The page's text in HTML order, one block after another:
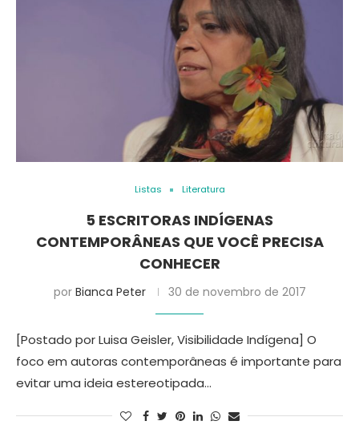
Listas Literatura
5 ESCRITORAS INDÍGENAS
CONTEMPORÂNEAS QUE VOCÊ PRECISA
CONHECER
por Bianca Peter 30 de novembro de 2017
[Postado por Luisa Geisler, Visibilidade Indígena] O
foco em autoras contemporâneas é importante para
evitar uma ideia estereotipada…